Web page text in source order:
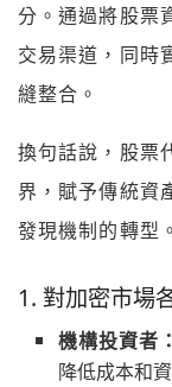
分。通過將股票
交易渠道，同時
縫整合。
換句話說，股票
界，賦予傳統資
發現機制的轉型。
1. 對加密市場
機構投資者：
降低成本和